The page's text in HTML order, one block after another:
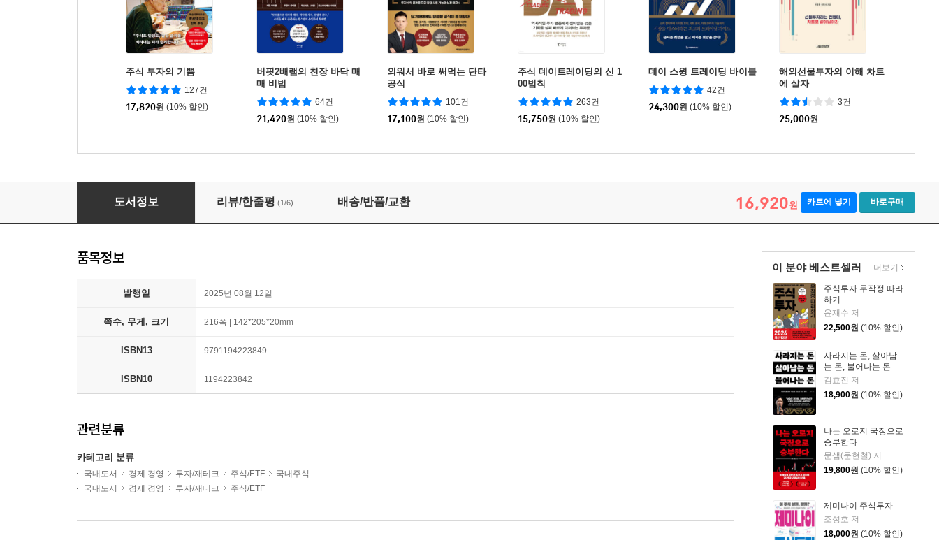
주식 투자의 기쁨
127건
17,820원 (10% 할인)
버핏2배랩의 천장 바닥 매
매 비법
64건
21,420원 (10% 할인)
외워서 바로 써먹는 단타
공식
101건
17,100원 (10% 할인)
주식 데이트레이딩의 신 1
00법칙
263건
15,750원 (10% 할인)
데이 스윙 트레이딩 바이블
42건
24,300원 (10% 할인)
해외선물투자의 이해 차트
에 살자
3건
25,000원
데이트레이딩을 알면 주식 시장이 보인다
도서정보 리뷰/한줄평 (1/6) 배송/반품/교환 16,920원 카트에 넣기 바로구매
이 분야 베스트셀러
주식투자 무작정 따라
하기
윤재수 저
22,500원 (10% 할인)
사라지는 돈, 살아남
는 돈, 불어나는 돈
김효진 저
18,900원 (10% 할인)
나는 오로지 국장으로
승부한다
문샘(문현철) 저
19,800원 (10% 할인)
제미나이 주식투자
조성호 저
18,000원 (10% 할인)
더보기
품목정보
발행일 2025년 08월 12일
쪽수, 무게, 크기 216쪽 | 142*205*20mm
ISBN13 9791194223849
ISBN10 1194223842
관련분류
카테고리 분류
국내도서 경제 경영 투자/재테크 주식/ETF
국내주식
국내도서
경제 경영 투자/재테크 주식/ETF